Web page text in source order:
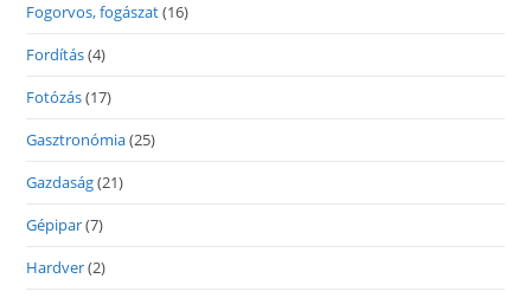
Fogorvos, fogászat(16)
Fordítás(4)
Fotózás(17)
Gasztronómia(25)
Gazdaság(21)
Gépipar(7)
Hardver(2)